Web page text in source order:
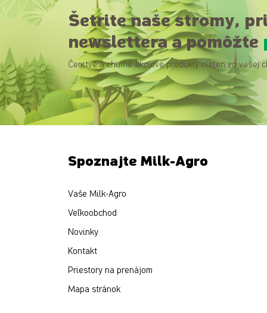
Šetrite naše stromy,
newslettera a pomôžte
Čerstvé a chutné akciové produkty nielen vo vašej
Spoznajte Milk-Agro
Vaše Milk-Agro
Veľkoobchod
Novinky
Kontakt
Priestory na prenájom
Mapa stránok